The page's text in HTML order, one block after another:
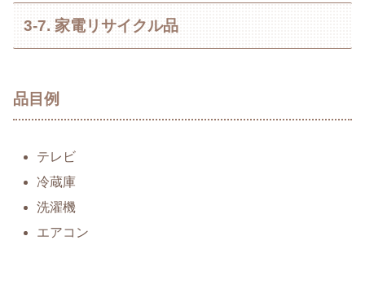
3-7. 家電リサイクル品
品目例
テレビ
冷蔵庫
洗濯機
エアコン